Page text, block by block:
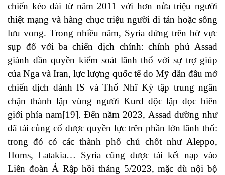
chiến kéo dài từ năm 2011 với hơn nửa triệu người
thiệt mạng và hàng chục triệu người di tản hoặc sống
lưu vong. Trong nhiều năm, Syria đứng trên bờ vực
sụp đổ với ba chiến dịch chính: chính phủ Assad
giành dần quyền kiểm soát lãnh thổ với sự trợ giúp
của Nga và Iran, lực lượng quốc tế do Mỹ dẫn đầu mở
chiến dịch đánh IS và Thổ Nhĩ Kỳ tập trung ngăn
chặn thành lập vùng người Kurd độc lập dọc biên
giới phía nam[19]. Đến năm 2023, Assad dường như
đã tái củng cố được quyền lực trên phần lớn lãnh thổ:
trong đó có các thành phố chủ chốt như Aleppo,
Homs, Latakia… Syria cũng được tái kết nạp vào
Liên đoàn Ả Rập hồi tháng 5/2023, mặc dù nội bộ